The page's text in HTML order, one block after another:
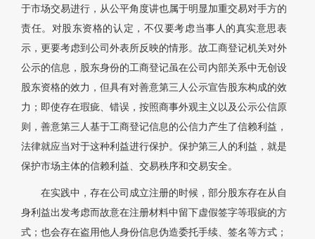
于市场交易进行，从公平角度讲也属于明显加重交易对手方的
责任。对股东资格的认定，不仅要考虑当事人的真实意思表
示，更要考虑到公司外表所反映的情形。故工商登记机关对外
公示的信息，股东身份的工商登记虽在公司内部关系中无创设
股东资格的效力，但具有对善意第三人公示宣告股东构成的效
力；即使存在瑕疵、错误，按照商事外观主义以及公示公信原
则，善意第三人基于工商登记信息的公信力产生了信赖利益，
法律就应当对于这种利益进行保护。保护第三人的利益，就是
保护市场主体的信赖利益、交易秩序和交易安全。
在实践中，存在公司成立注册的时候，部分股东存在从自
身利益出发考虑而故意在注册材料中留下虚假签字等瑕疵的方
式；也会存在盗用他人身份信息伪造委托手续、签名等方式；